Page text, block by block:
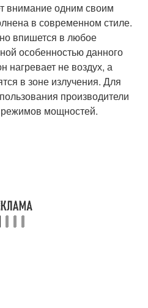
внимание одним своим
в современном стиле.
впишется в любое
особенностью данного
нагревает не воздух, а
в зоне излучения. Для
производители
режимов мощностей.